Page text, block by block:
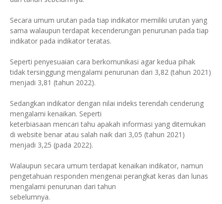
Secara umum urutan pada tiap indikator memiliki urutan yang
sama walaupun terdapat kecenderungan penurunan pada tiap
indikator pada indikator teratas.
Seperti penyesuaian cara berkomunikasi agar kedua pihak
tidak tersinggung mengalami penurunan dari 3,82 (tahun 2021)
menjadi 3,81 (tahun 2022).
Sedangkan indikator dengan nilai indeks terendah cenderung
mengalami kenaikan. Seperti
keterbiasaan mencari tahu apakah informasi yang ditemukan
di website benar atau salah naik dari 3,05 (tahun 2021)
menjadi 3,25 (pada 2022).
Walaupun secara umum terdapat kenaikan indikator, namun
pengetahuan responden mengenai perangkat keras dan lunas
mengalami penurunan dari tahun
sebelumnya.